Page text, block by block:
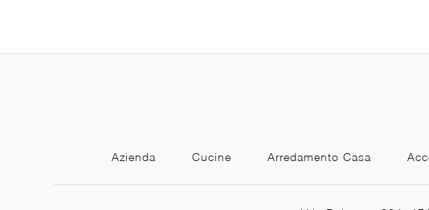
Azienda Cucine Arredamento Casa